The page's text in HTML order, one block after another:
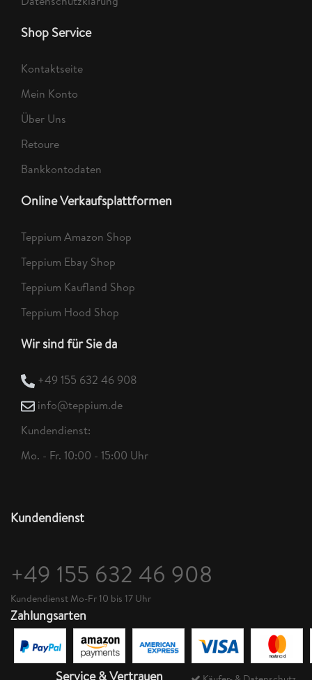
Shop Service
Kontaktseite
Mein Konto
Über Uns
Retoure
Bankkontodaten
Online Verkaufsplattformen
Teppium Amazon Shop
Teppium Ebay Shop
Teppium Kaufland Shop
Teppium Hood Shop
Wir sind für Sie da
+49 155 632 46 908
info@teppium.de
Kundendienst:
Mo. - Fr. 10:00 - 15:00 Uhr
Kundendienst
+49 155 632 46 908
Kundendienst Mo-Fr 10 bis 17 Uhr
Zahlungsarten
Service & Vertrauen